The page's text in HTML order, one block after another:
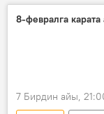
8-февралга
7 Бирдин айы,